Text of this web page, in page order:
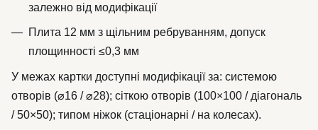
залежно від модифікації
Плита 12 мм з щільним ребруванням, допуск
площинності ≤0,3 мм
У межах картки доступні модифікації за: системою
отворів (⌀16 / ⌀28); сіткою отворів (100×100 / діагональ
/ 50×50); типом ніжок (стаціонарні / на колесах).